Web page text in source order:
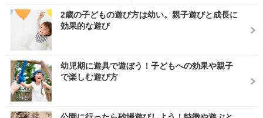
2歳の子どもの遊び方は幼い。親子遊びと成長に
効果的な遊び
幼児期に遊具で遊ぼう！子どもへの効果や親子
で楽しむ遊び方